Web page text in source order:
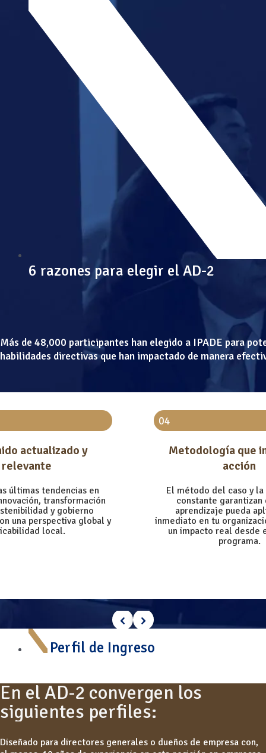
6 razones para elegir el AD-2
Más de 48,000 participantes han elegido a IPADE para
habilidades directivas que han impactado de manera
actualizado y
relevante
últimas tendencias en
transformación
y gobierno
una perspectiva global y
local.
04
Metodología que
acción
El método del caso y
constante garantizan
aprendizaje pueda
inmediato en tu
un impacto real desde
programa.
‹ ›
Perfil de Ingreso
En el AD-2 convergen los
siguientes perfiles:
Diseñado para directores generales o dueños de empresa con,